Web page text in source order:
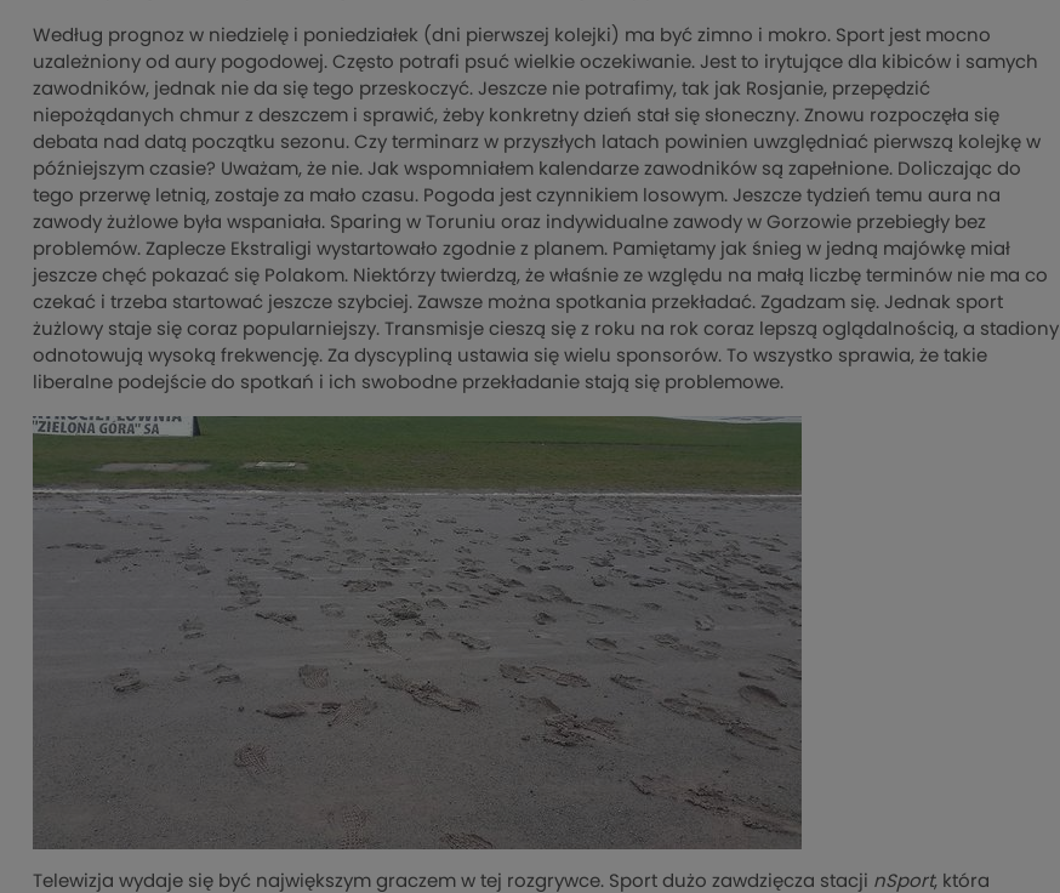
Według prognoz w niedzielę i poniedziałek (dni pierwszej kolejki) ma być zimno i mokro. Sport jest mocno
uzależniony od aury pogodowej. Często potrafi psuć wielkie oczekiwanie. Jest to irytujące dla kibiców i samych
zawodników, jednak nie da się tego przeskoczyć. Jeszcze nie potrafimy, tak jak Rosjanie, przepędzić
niepożądanych chmur z deszczem i sprawić, żeby konkretny dzień stał się słoneczny. Znowu rozpoczęła się
debata nad datą początku sezonu. Czy terminarz w przyszłych latach powinien uwzględniać pierwszą kolejkę w
późniejszym czasie? Uważam, że nie. Jak wspomniałem kalendarze zawodników są zapełnione. Doliczając do
tego przerwę letnią, zostaje za mało czasu. Pogoda jest czynnikiem losowym. Jeszcze tydzień temu aura na
zawody żużlowe była wspaniała. Sparing w Toruniu oraz indywidualne zawody w Gorzowie przebiegły bez
problemów. Zaplecze Ekstraligi wystartowało zgodnie z planem. Pamiętamy jak śnieg w jedną majówkę miał
jeszcze chęć pokazać się Polakom. Niektórzy twierdzą, że właśnie ze względu na małą liczbę terminów nie ma co
czekać i trzeba startować jeszcze szybciej. Zawsze można spotkania przekładać. Zgadzam się. Jednak sport
żużlowy staje się coraz popularniejszy. Transmisje cieszą się z roku na rok coraz lepszą oglądalnością, a stadiony
odnotowują wysoką frekwencję. Za dyscypliną ustawia się wielu sponsorów. To wszystko sprawia, że takie
liberalne podejście do spotkań i ich swobodne przekładanie stają się problemowe.
Telewizja wydaje się być największym graczem w tej rozgrywce. Sport dużo zawdzięcza stacji nSport, która